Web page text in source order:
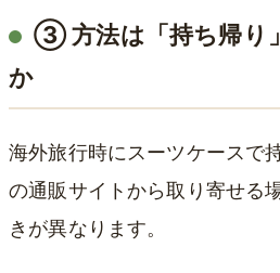
③ 方法は「持ち帰り
か
海外旅行時にスーツケースで
の通販サイトから取り寄せる
きが異なります。